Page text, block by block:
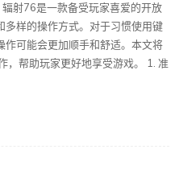
射76是一款备受玩家喜爱的开放
样的操作方式。对于习惯使用键
可能会更加顺手和舒适。本文将
，帮助玩家更好地享受游戏。 1. 准